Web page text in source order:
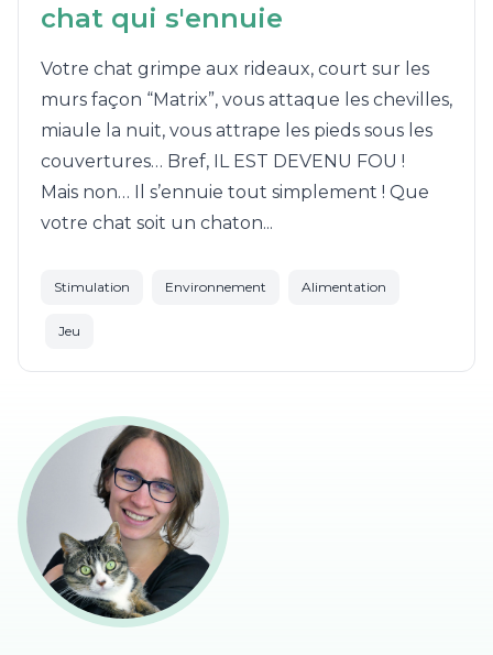
chat qui s'ennuie
Votre chat grimpe aux rideaux, court sur les
murs façon “Matrix”, vous attaque les chevilles,
miaule la nuit, vous attrape les pieds sous les
couvertures… Bref, IL EST DEVENU FOU !
Mais non… Il s’ennuie tout simplement ! Que
votre chat soit un chaton...
Stimulation Environnement Alimentation
Jeu